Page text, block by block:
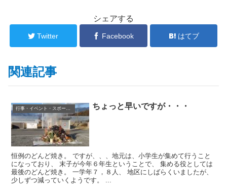
シェアする
Twitter Facebook はてブ
関連記事
行事・イベント・スポーツ等 ちょっと早いですが・・・
恒例のどんど焼き。 ですが、、、地元は、小学生が集めて行うこと
になっており、 末子が今年６年生ということで、 集める役としては
最後のどんど焼き。 一学年７，８人、 地区にしばらくいましたが、
少しずつ減っていくようです。 ...